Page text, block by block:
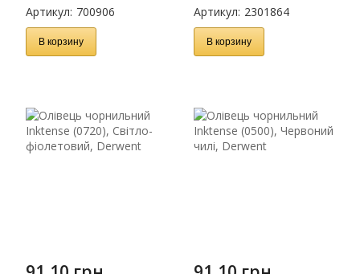
Артикул: 700906
В корзину
Артикул: 2301864
В корзину